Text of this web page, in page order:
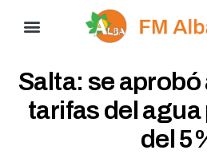
Salta: se
tarifas del
del